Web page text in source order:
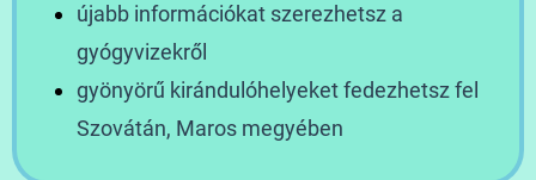
újabb információkat szerezhetsz a
gyógyvizekről
gyönyörű kirándulóhelyeket fedezhetsz fel
Szovátán, Maros megyében